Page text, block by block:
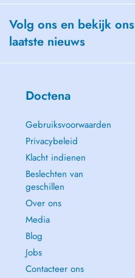
Volg ons en bekijk ons
laatste nieuws
Doctena
Gebruiksvoorwaarden
Privacybeleid
Klacht indienen
Beslechten van
geschillen
Over ons
Media
Blog
Jobs
Contacteer ons